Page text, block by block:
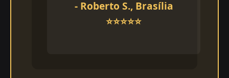
- Roberto S., Brasília
⭐⭐⭐⭐⭐